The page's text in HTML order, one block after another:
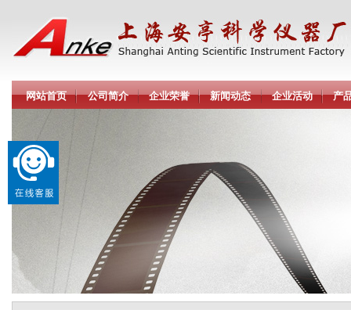
网站首页 公司简介 企业荣誉 新闻动态 企业活动 产